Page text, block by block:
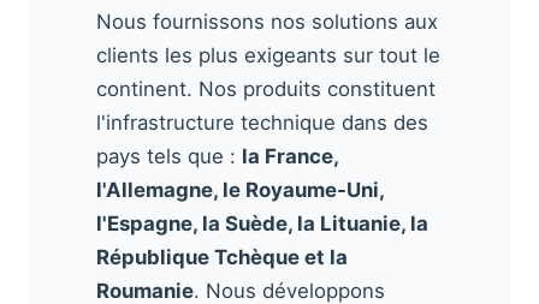
Nous fournissons nos solutions aux
clients les plus exigeants sur tout le
continent. Nos produits constituent
l'infrastructure technique dans des
pays tels que : la France,
l'Allemagne, le Royaume-Uni,
l'Espagne, la Suède, la Lituanie, la
République Tchèque et la
Roumanie. Nous développons